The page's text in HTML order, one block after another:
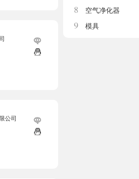
公司
8 空气净化器
9 模具